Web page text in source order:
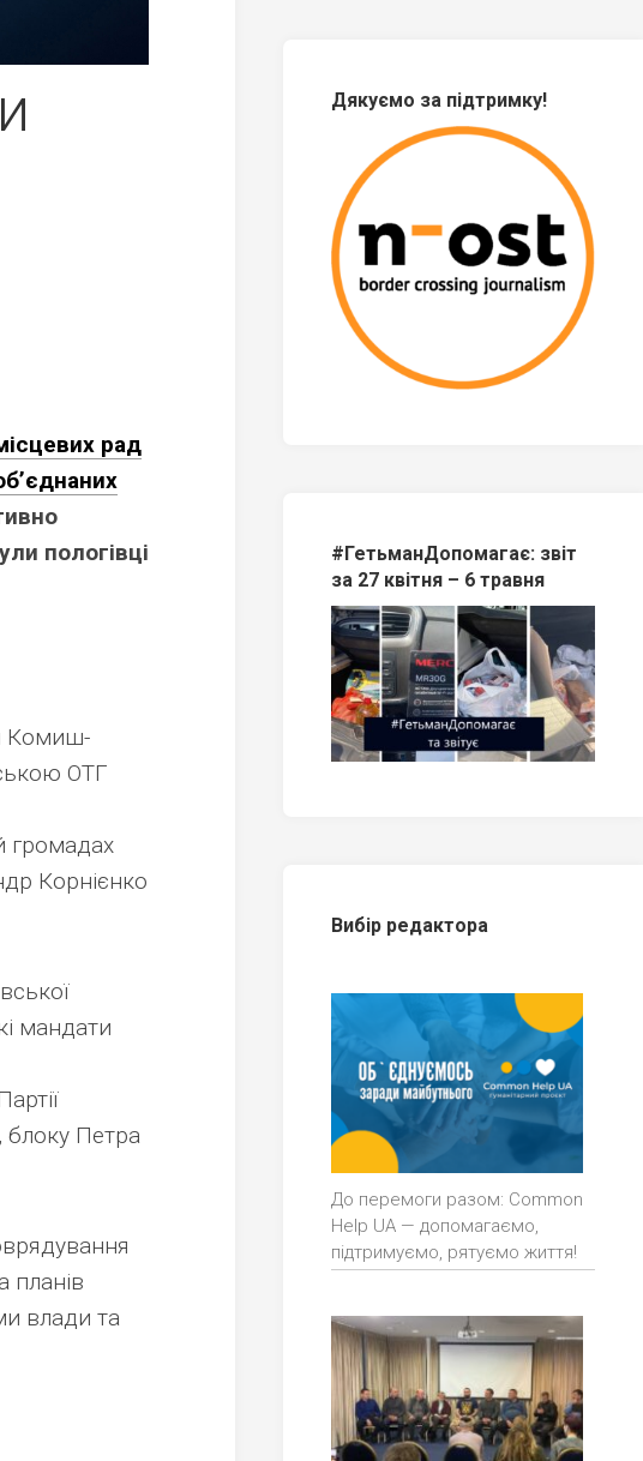
рад
пологівці
Комиш-
ОТГ
громадах
Корнієнко
мандати
блоку Петра
планів
влади та
Дякуємо за підтримку!
#ГетьманДопомагає: звіт
за 27 квітня – 6 травня
Вибір редактора
До перемоги разом: Common
Help UA — допомагаємо,
підтримуємо, рятуємо життя!